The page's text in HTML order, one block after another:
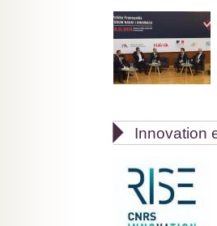
 Innovation